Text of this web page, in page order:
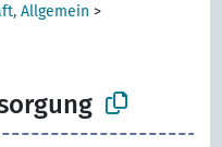
Allgemein >